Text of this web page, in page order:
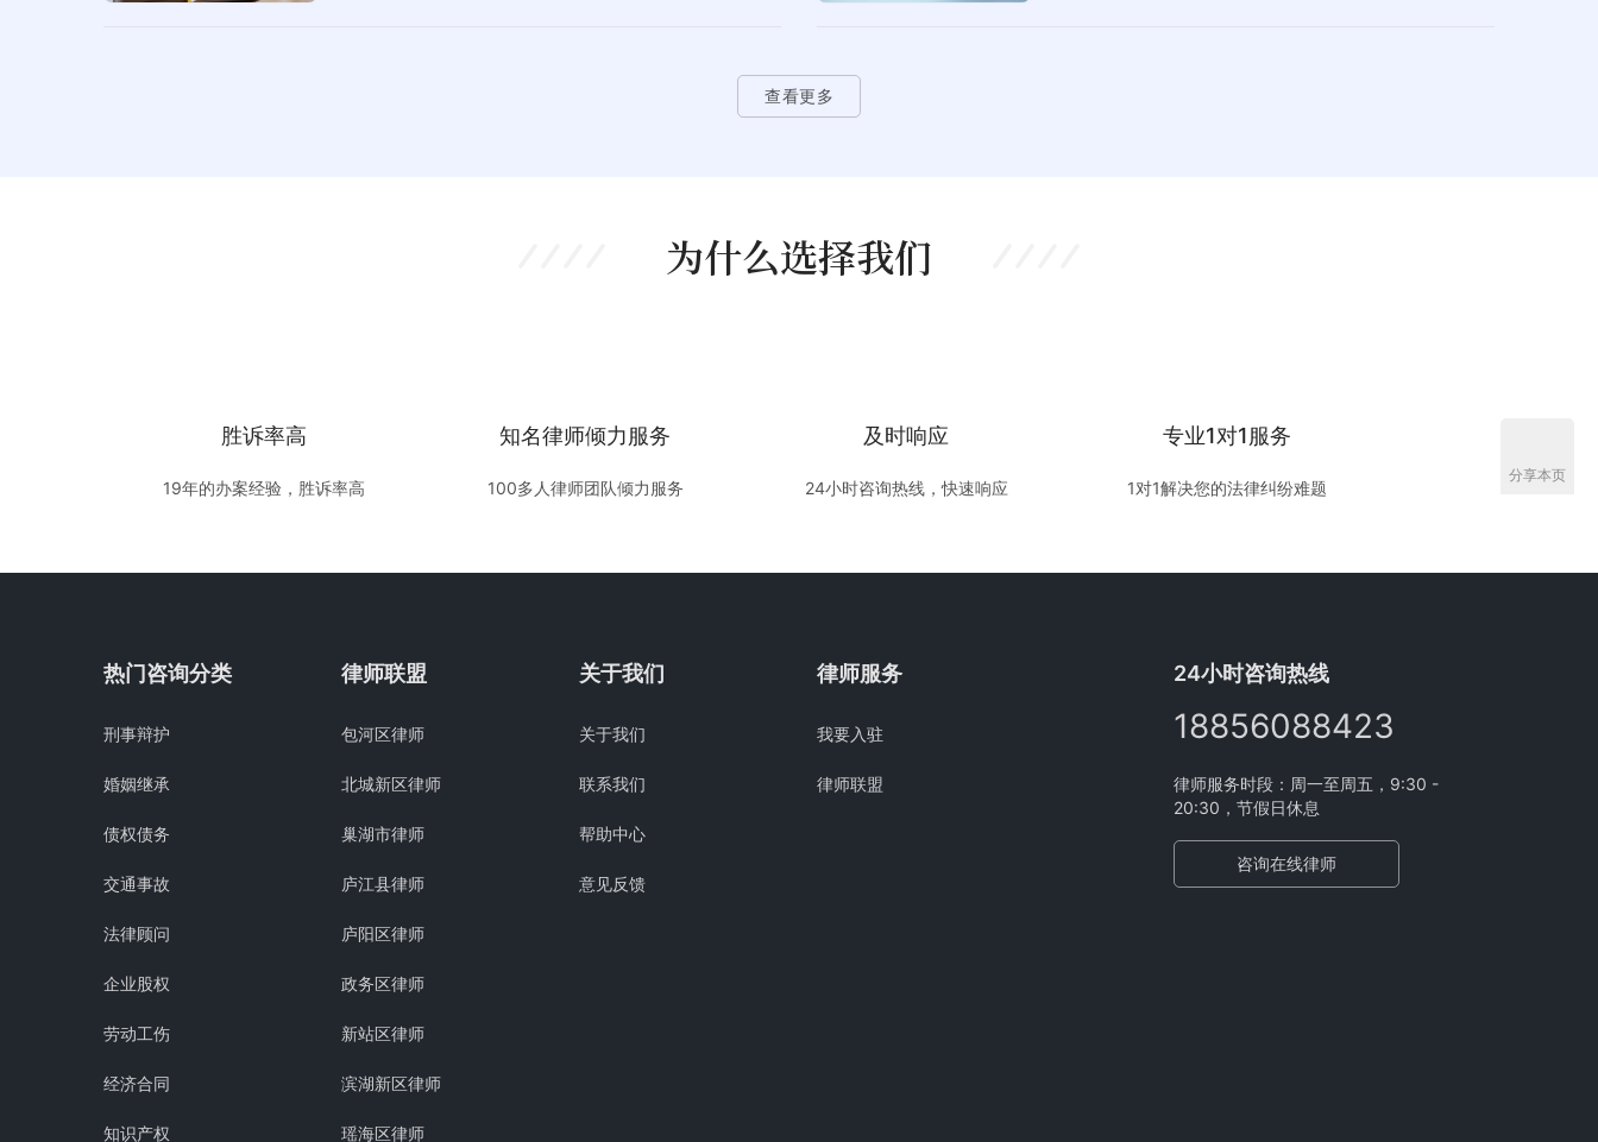
查看更多
为什么选择我们
胜诉率高
19年的办案经验，胜诉率高
知名律师倾力服务
100多人律师团队倾力服务
及时响应
24小时咨询热线，快速响应
专业1对1服务
1对1解决您的法律纠纷难题
热门咨询分类
刑事辩护
婚姻继承
债权债务
交通事故
法律顾问
企业股权
劳动工伤
经济合同
知识产权
律师联盟
包河区律师
北城新区律师
巢湖市律师
庐江县律师
庐阳区律师
政务区律师
新站区律师
滨湖新区律师
瑶海区律师
关于我们
关于我们
联系我们
帮助中心
意见反馈
律师服务
我要入驻
律师联盟
24小时咨询热线
18856088423
律师服务时段：周一至周五，9:30 -
20:30，节假日休息
咨询在线律师
分享本页